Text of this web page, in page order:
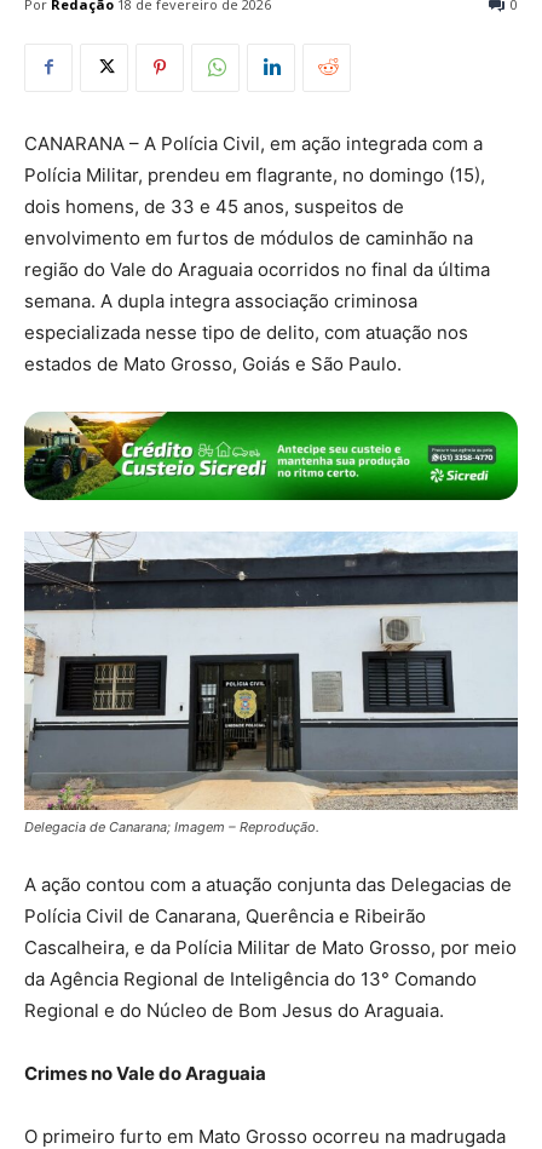
Por Redação 0
18 de fevereiro de 2026
CANARANA – A Polícia Civil, em ação integrada com a
Polícia Militar, prendeu em flagrante, no domingo (15),
dois homens, de 33 e 45 anos, suspeitos de
envolvimento em furtos de módulos de caminhão na
região do Vale do Araguaia ocorridos no final da última
semana. A dupla integra associação criminosa
especializada nesse tipo de delito, com atuação nos
estados de Mato Grosso, Goiás e São Paulo.
Delegacia de Canarana; Imagem – Reprodução.
A ação contou com a atuação conjunta das Delegacias de
Polícia Civil de Canarana, Querência e Ribeirão
Cascalheira, e da Polícia Militar de Mato Grosso, por meio
da Agência Regional de Inteligência do 13° Comando
Regional e do Núcleo de Bom Jesus do Araguaia.
Crimes no Vale do Araguaia
O primeiro furto em Mato Grosso ocorreu na madrugada